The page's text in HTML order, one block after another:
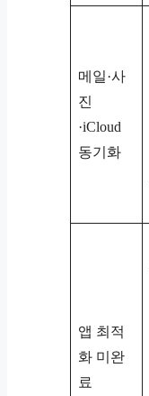
메일·사
진
·iCloud
동기화
앱 최적
화 미완
료